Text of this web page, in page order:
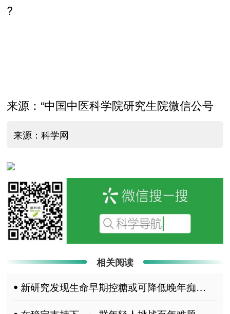
?
来源：“中国中医科学院研究生院微信公号
来源：科学网
相关阅读
ꔷ 新研究发现生命早期控糖或可降低晚年痴呆风险